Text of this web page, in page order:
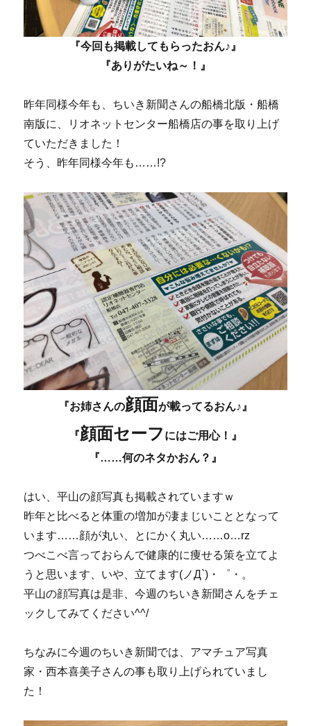
『今回も掲載してもらったおん♪』
『ありがたいね～！』
昨年同様今年も、ちいき新聞さんの船橋北版・船橋
南版に、リオネットセンター船橋店の事を取り上げ
ていただきました！
そう、昨年同様今年も……!?
『お姉さんの顔面が載ってるおん♪』
『顔面セーフ にはご用心！』
『……何のネタかおん？』
はい、平山の顔写真も掲載されていますｗ
昨年と比べると体重の増加が凄まじいこととなって
います……顔が丸い、とにかく丸い……o…rz
つべこべ言っておらんで健康的に痩せる策を立てよ
うと思います、いや、立てます(ノД`)・゜・。
平山の顔写真は是非、今週のちいき新聞さんをチェ
ックしてみてください^^/
ちなみに今週のちいき新聞では、アマチュア写真
家・西本喜美子さんの事も取り上げられていまし
た！